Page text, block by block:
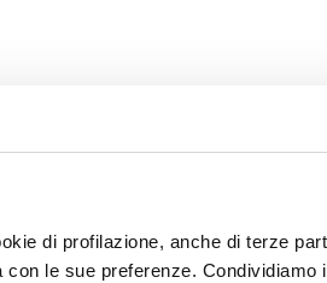
di profilazione, anche di terze
con le sue preferenze.